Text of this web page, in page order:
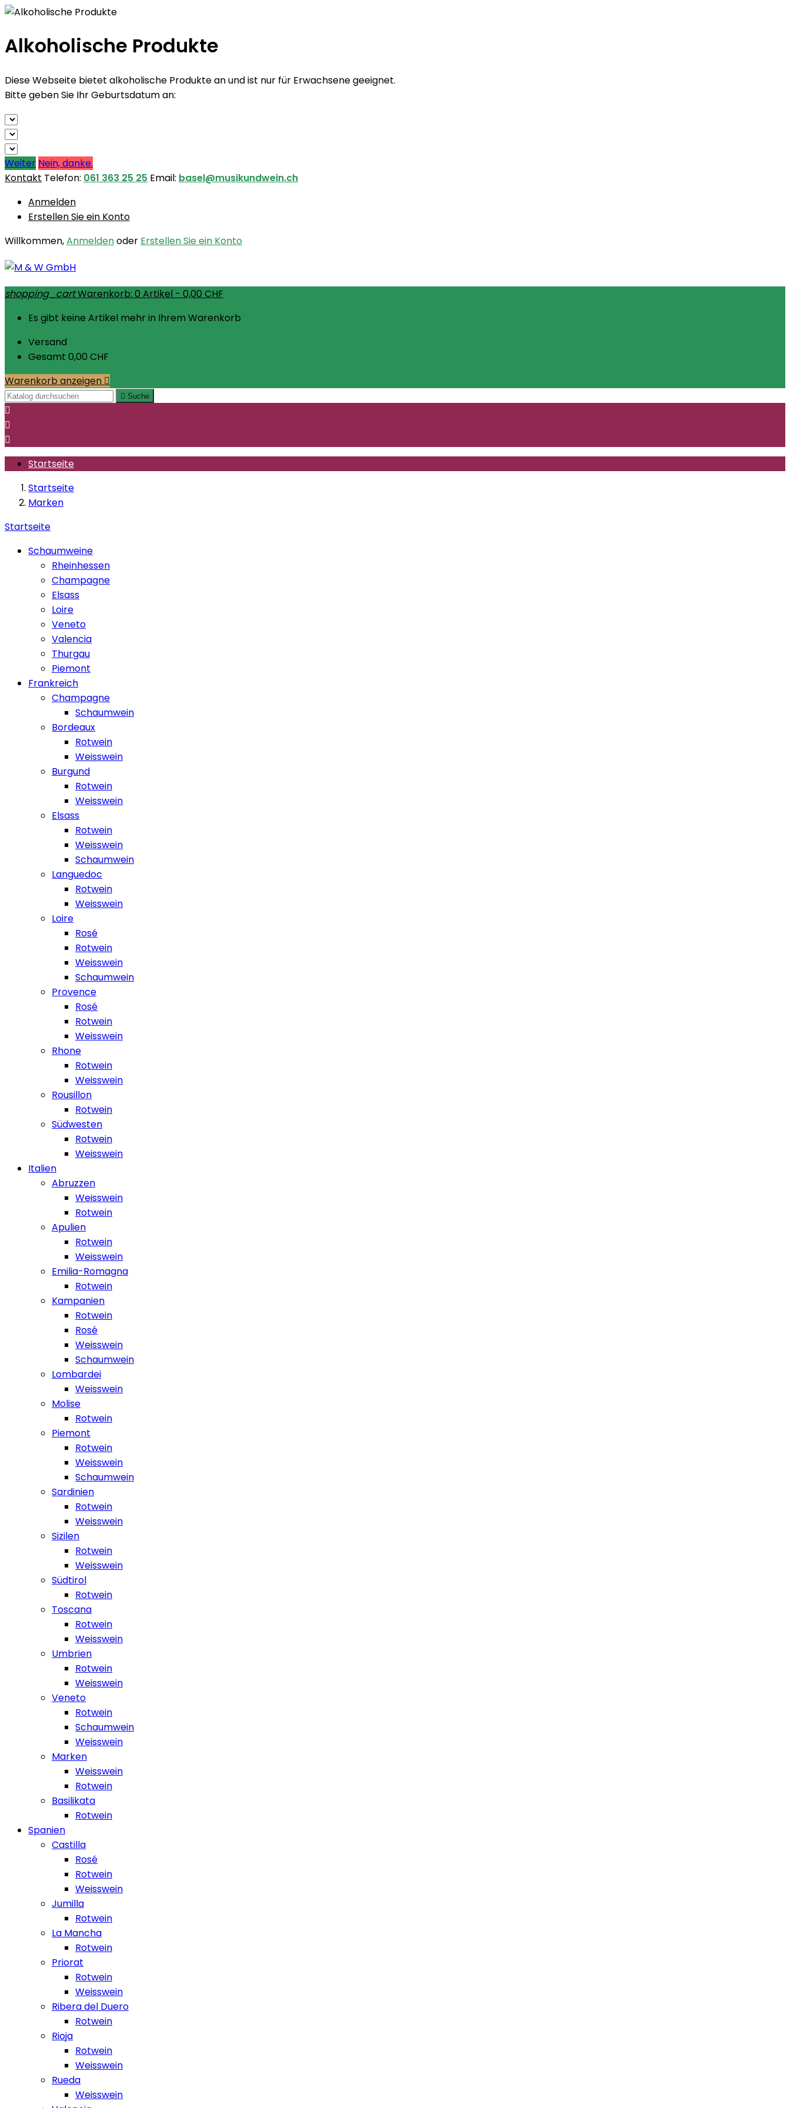
Alkoholische Produkte
Diese Webseite bietet alkoholische Produkte an und ist nur für Erwachsene geeignet.
Bitte geben Sie Ihr Geburtsdatum an:
Weiter Nein, danke.
Kontakt Telefon: 061 363 25 25 Email: basel@musikundwein.ch
Anmelden
Erstellen Sie ein Konto
Willkommen,Anmeldenoder Erstellen Sie ein Konto
shopping_cartWarenkorb: 0 Artikel - 0,00 CHF
Es gibt keine Artikel mehr in Ihrem Warenkorb
Versand
Gesamt 0,00 CHF
Warenkorb anzeigen 
 Suche



Startseite
Startseite
Marken
Startseite
Schaumweine
Rheinhessen
Champagne
Elsass
Loire
Veneto
Valencia
Thurgau
Piemont
Frankreich
Champagne
Schaumwein
Bordeaux
Rotwein
Weisswein
Burgund
Rotwein
Weisswein
Elsass
Rotwein
Weisswein
Schaumwein
Languedoc
Rotwein
Weisswein
Loire
Rosé
Rotwein
Weisswein
Schaumwein
Provence
Rosé
Rotwein
Weisswein
Rhone
Rotwein
Weisswein
Rousillon
Rotwein
Südwesten
Rotwein
Weisswein
Italien
Abruzzen
Weisswein
Rotwein
Apulien
Rotwein
Weisswein
Emilia-Romagna
Rotwein
Kampanien
Rotwein
Rosé
Weisswein
Schaumwein
Lombardei
Weisswein
Molise
Rotwein
Piemont
Rotwein
Weisswein
Schaumwein
Sardinien
Rotwein
Weisswein
Sizilen
Rotwein
Weisswein
Südtirol
Rotwein
Toscana
Rotwein
Weisswein
Umbrien
Rotwein
Weisswein
Veneto
Rotwein
Schaumwein
Weisswein
Marken
Weisswein
Rotwein
Basilikata
Rotwein
Spanien
Castilla
Rosé
Rotwein
Weisswein
Jumilla
Rotwein
La Mancha
Rotwein
Priorat
Rotwein
Weisswein
Ribera del Duero
Rotwein
Rioja
Rotwein
Weisswein
Rueda
Weisswein